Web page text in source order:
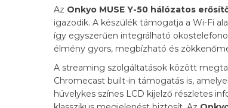
Az Onkyo MUSE Y-50 hálózatos
igazodik. A készülék támogatja a Wi-Fi
így egyszerűen integrálható
élmény gyors, megbízható és
A streaming szolgáltatások között
Chromecast built-in támogatás is,
hüvelykes színes LCD kijelző részletes